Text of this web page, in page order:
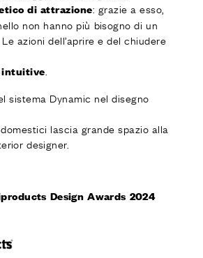
di attrazione: grazie a esso,
non hanno più bisogno di un
azioni dell’aprire e del chiudere
intuitive
sistema Dynamic nel disegno
lascia grande spazio alla
designer.
DesignAwards 2024